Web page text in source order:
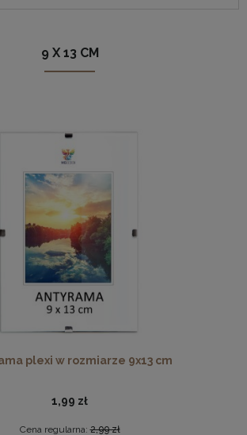
9 X 13 CM
plexi w rozmiarze 9x13 cm
1,99 zł
Cena regularna:2,99 zł